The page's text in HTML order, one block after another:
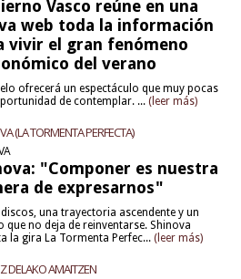
Vasco reúne en una
web toda la información
vivir el gran fenómeno
del verano
ofrecerá un espectáculo que muy pocas
de contemplar. ... (leer más)
(LA TORMENTA PERFECTA)
"Componer es nuestra
de expresarnos"
una trayectoria ascendente y un
que no deja de reinventarse. Shinova
la gira La Tormenta Perfec... (leer más)
DELAKO AMAITZEN